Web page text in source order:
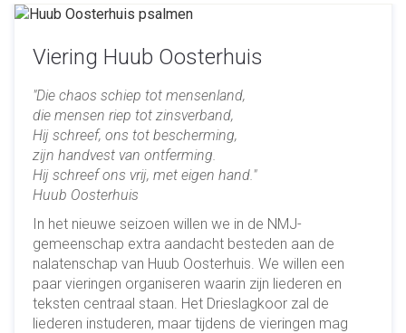
Viering Huub Oosterhuis
"Die chaos schiep tot mensenland,
die mensen riep tot zinsverband,
Hij schreef, ons tot bescherming,
zijn handvest van ontferming.
Hij schreef ons vrij, met eigen hand."
Huub Oosterhuis
In het nieuwe seizoen willen we in de NMJ-
gemeenschap extra aandacht besteden aan de
nalatenschap van Huub Oosterhuis. We willen een
paar vieringen organiseren waarin zijn liederen en
teksten centraal staan. Het Drieslagkoor zal de
liederen instuderen, maar tijdens de vieringen mag